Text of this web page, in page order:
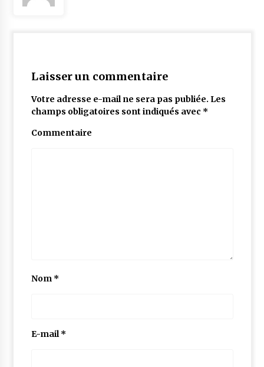
Laisser un commentaire
Votre adresse e-mail ne sera pas publiée. Les
champs obligatoires sont indiqués avec *
Commentaire
Nom *
E-mail*